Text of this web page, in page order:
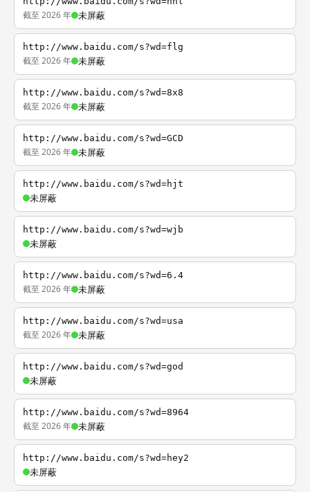
截至 2026 年 未屏蔽
http://www.baidu.com/s?wd=flg
截至 2026 年 未屏蔽
http://www.baidu.com/s?wd=8x8
截至 2026 年 未屏蔽
http://www.baidu.com/s?wd=GCD
截至 2026 年 未屏蔽
http://www.baidu.com/s?wd=hjt
未屏蔽
http://www.baidu.com/s?wd=wjb
未屏蔽
http://www.baidu.com/s?wd=6.4
截至 2026 年 未屏蔽
http://www.baidu.com/s?wd=usa
截至 2026 年 未屏蔽
http://www.baidu.com/s?wd=god
未屏蔽
http://www.baidu.com/s?wd=8964
截至 2026 年 未屏蔽
http://www.baidu.com/s?wd=hey2
未屏蔽